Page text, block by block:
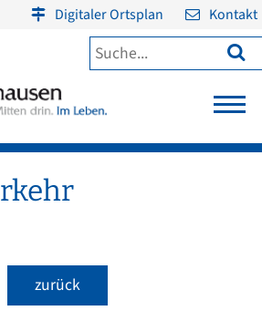
Digitaler Ortsplan Kontakt

zurück